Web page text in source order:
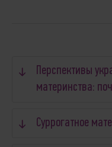
Перспективы
материнства:
Суррогатное